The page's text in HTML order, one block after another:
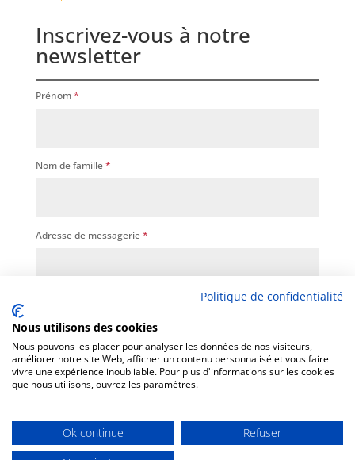
Inscrivez-vous à notre
newsletter
Prénom*
Nom de famille*
Adresse de messagerie*
En soumettant ce formulaire, j'accepte que les
informations saisies soient utilisées, exploitées et
traitées pour permettre de m'envoyer la newsletter.
mentions légales*
Politique de confidentialité
Nous utilisons des cookies
Nous pouvons les placer pour analyser les données de nos visiteurs,
améliorer notre site Web, afficher un contenu personnalisé et vous faire
vivre une expérience inoubliable. Pour plus d'informations sur les cookies
que nous utilisons, ouvrez les paramètres.
Ok continue
Refuser